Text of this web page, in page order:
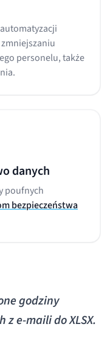
personelu, także
danych
poufnych
bezpieczeństwa
godziny
e-maili do XLSX.